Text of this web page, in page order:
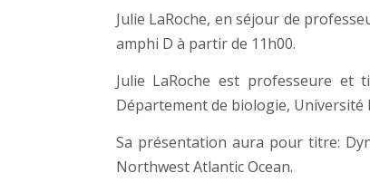
Julie LaRoche, en séjour de
amphi D à partir de 11h00.
Julie LaRoche est professeure et
Département de biologie, Université
Sa présentation aura pour titre:
Northwest Atlantic Ocean.